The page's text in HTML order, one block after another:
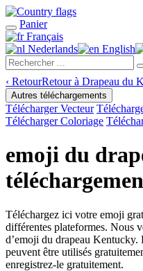
Panier
Français
Nederlands
English
‹ RetourRetour à Drapeau du
Autres téléchargements
Télécharger Vecteur
Télécharger Coloriage
emoji du
Téléchargez ici votre emoji
différentes plateformes. Nous
d’emoji du drapeau Kentucky.
peuvent être utilisés
enregistrez-le gratuitement.